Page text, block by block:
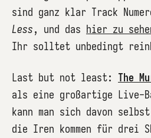
sind ganz klar Track
Less, und das hier zu
Ihr solltet unbedingt
Last but not least: The
als eine großartige Live-
kann man sich davon
die Iren kommen für drei